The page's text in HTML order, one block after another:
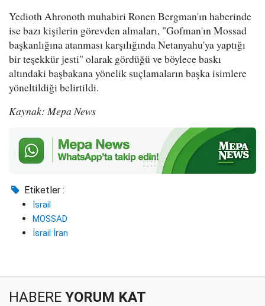
Yedioth Ahronoth muhabiri Ronen Bergman'ın haberinde
ise bazı kişilerin görevden almaları, "Gofman'ın Mossad
başkanlığına atanması karşılığında Netanyahu'ya yaptığı
bir teşekkür jesti" olarak gördüğü ve böylece baskı
altındaki başbakana yönelik suçlamaların başka isimlere
yöneltildiği belirtildi.
Kaynak: Mepa News
Etiketler :
İsrail
MOSSAD
İsrail İran
HABERE YORUM KAT